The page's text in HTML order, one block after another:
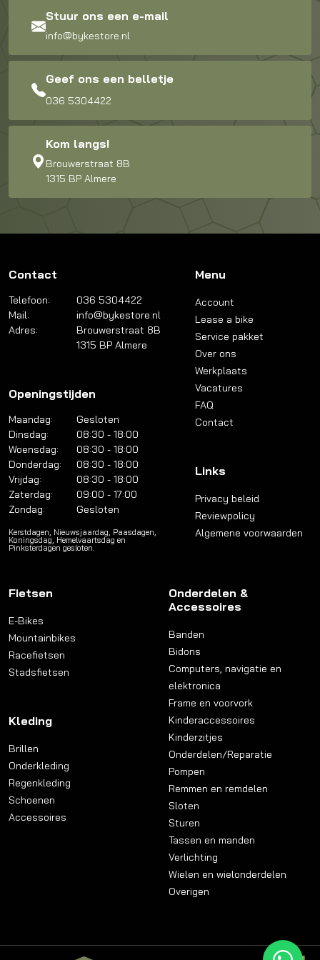
Stuur ons een e-mail
info@bykestore.nl
Geef ons een belletje
036 5304422
Kom langs!
Brouwerstraat 8B
1315 BP Almere
Contact
Telefoon:
036 5304422
Mail:
info@bykestore.nl
Adres:
Brouwerstraat 8B
1315 BP Almere
Openingstijden
Maandag:
Gesloten
Dinsdag:
08:30 - 18:00
Woensdag:
08:30 - 18:00
Donderdag:
08:30 - 18:00
Vrijdag:
08:30 - 18:00
Zaterdag:
09:00 - 17:00
Zondag:
Gesloten
Kerstdagen, Nieuwsjaardag, Paasdagen,
Koningsdag, Hemelvaartsdag en
Pinksterdagen gesloten.
Menu
Account
Lease a bike
Service pakket
Over ons
Werkplaats
Vacatures
FAQ
Contact
Links
Privacy beleid
Reviewpolicy
Algemene voorwaarden
Fietsen
E-Bikes
Mountainbikes
Racefietsen
Stadsfietsen
Kleding
Brillen
Onderkleding
Regenkleding
Schoenen
Accessoires
Onderdelen &
Accessoires
Banden
Bidons
Computers, navigatie en
elektronica
Frame en voorvork
Kinderaccessoires
Kinderzitjes
Onderdelen/Reparatie
Pompen
Remmen en remdelen
Sloten
Sturen
Tassen en manden
Verlichting
Wielen en wielonderdelen
Overigen